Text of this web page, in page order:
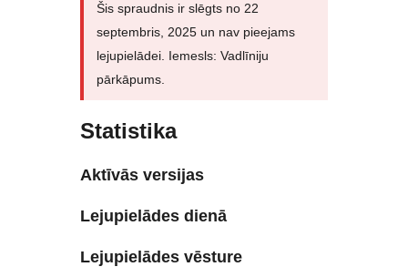
Šis spraudnis ir slēgts no 22
septembris, 2025 un nav pieejams
lejupielādei. Iemesls: Vadlīniju
pārkāpums.
Statistika
Aktīvās versijas
Lejupielādes dienā
Lejupielādes vēsture